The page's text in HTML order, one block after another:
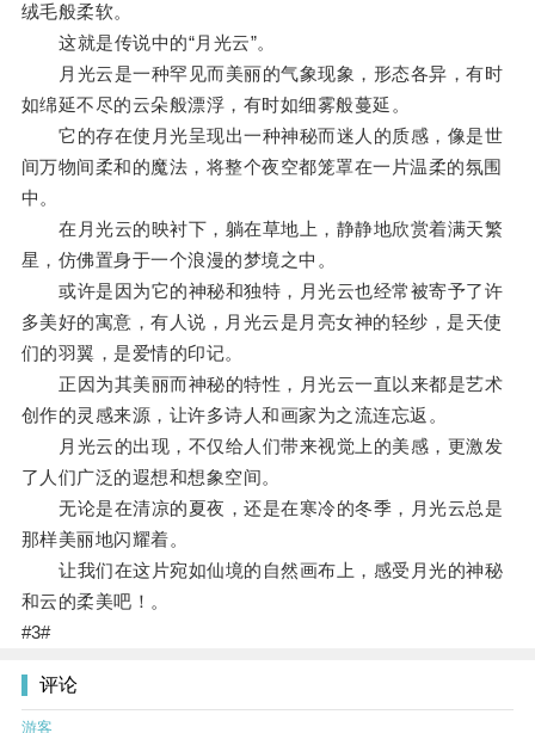
绒毛般柔软。
这就是传说中的“月光云”。
月光云是一种罕见而美丽的气象现象，形态各异，有时
如绵延不尽的云朵般漂浮，有时如细雾般蔓延。
它的存在使月光呈现出一种神秘而迷人的质感，像是世
间万物间柔和的魔法，将整个夜空都笼罩在一片温柔的氛围
中。
在月光云的映衬下，躺在草地上，静静地欣赏着满天繁
星，仿佛置身于一个浪漫的梦境之中。
或许是因为它的神秘和独特，月光云也经常被寄予了许
多美好的寓意，有人说，月光云是月亮女神的轻纱，是天使
们的羽翼，是爱情的印记。
正因为其美丽而神秘的特性，月光云一直以来都是艺术
创作的灵感来源，让许多诗人和画家为之流连忘返。
月光云的出现，不仅给人们带来视觉上的美感，更激发
了人们广泛的遐想和想象空间。
无论是在清凉的夏夜，还是在寒冷的冬季，月光云总是
那样美丽地闪耀着。
让我们在这片宛如仙境的自然画布上，感受月光的神秘
和云的柔美吧！。
#3#
评论
游客